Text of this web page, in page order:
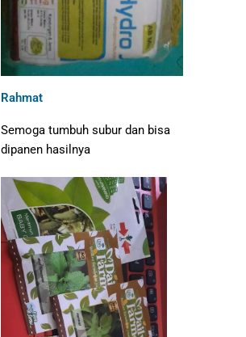
Rahmat
Semoga tumbuh subur dan bisa
dipanen hasilnya